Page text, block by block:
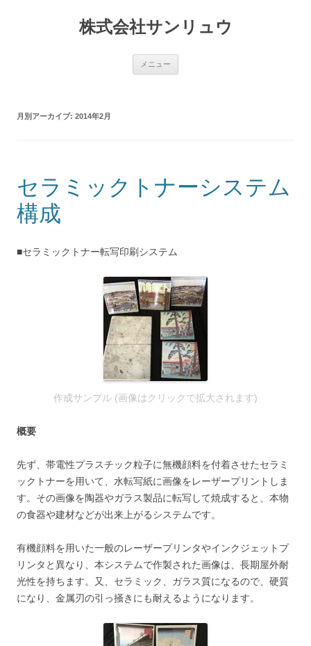
株式会社サンリュウ
メニュー
月別アーカイブ: 2014年2月
セラミックトナーシステム
構成
■セラミックトナー転写印刷システム
作成サンプル (画像はクリックで拡大されます)
概要
先ず、帯電性プラスチック粒子に無機顔料を付着させたセラミ
ックトナーを用いて、水転写紙に画像をレーザープリントしま
す。その画像を陶器やガラス製品に転写して焼成すると、本物
の食器や建材などが出来上がるシステムです。
有機顔料を用いた一般のレーザープリンタやインクジェットプ
リンタと異なり、本システムで作製された画像は、長期屋外耐
光性を持ちます。又、セラミック、ガラス質になるので、硬質
になり、金属刃の引っ掻きにも耐えるようになります。